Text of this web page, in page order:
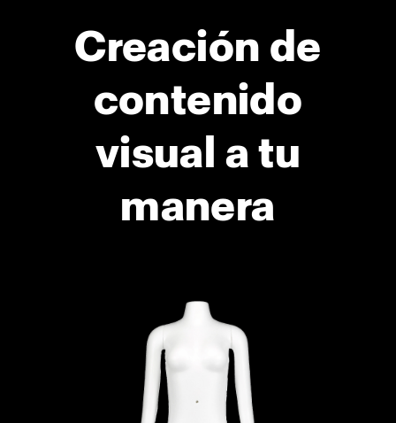
Creación de
contenido
visual a tu
manera